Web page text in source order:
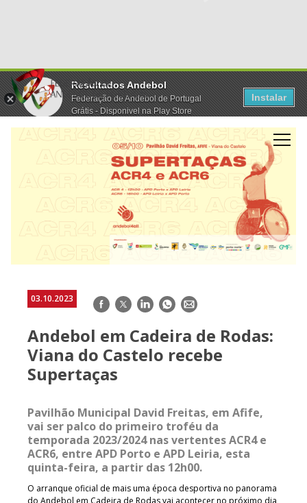
Resultados Andebol
Federação de Andebol de Portugal
Grátis - Disponivel na Play Store
Instalar
03.10.2023 Facebook
TwitterLinkedInWhatsApp
E-
Andebol em Cadeira de Rodas:
Viana do Castelo recebe
Supertaças
Pavilhão Municipal David Freitas, em Afife,
vai ser palco do primeiro troféu da
temporada 2023/2024 nas vertentes ACR4 e
ACR6, entre APD Porto e APD Leiria, esta
quinta-feira, a partir das 12h00.
O arranque oficial de mais uma época desportiva no panorama
do Andebol em Cadeira de Rodas vai acontecer no próximo dia